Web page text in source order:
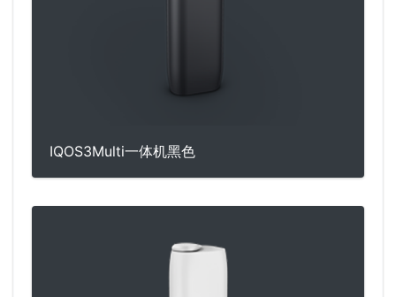
IQOS3Multi一体机黑色